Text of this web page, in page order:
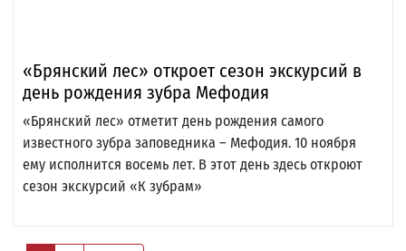
«Брянский лес» откроет сезон экскурсий в
день рождения зубра Мефодия
«Брянский лес» отметит день рождения самого
известного зубра заповедника – Мефодия. 10 ноября
ему исполнится восемь лет. В этот день здесь откроют
сезон экскурсий «К зубрам»